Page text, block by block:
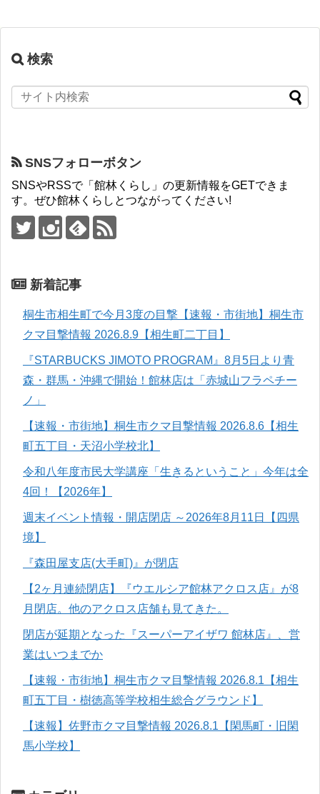
検索
SNSフォローボタン
SNSやRSSで「館林くらし」の更新情報をGETできま
す。ぜひ館林くらしとつながってください!
新着記事
桐生市相生町で今月3度の目撃【速報・市街地】桐生市
クマ目撃情報 2026.8.9【相生町二丁目】
『STARBUCKS JIMOTO PROGRAM』8月5日より青
森・群馬・沖縄で開始！館林店は「赤城山フラペチー
ノ」
【速報・市街地】桐生市クマ目撃情報 2026.8.6【相生
町五丁目・天沼小学校北】
令和八年度市民大学講座「生きるということ」今年は全
4回！【2026年】
週末イベント情報・開店閉店 ～2026年8月11日【四県
境】
『森田屋支店(大手町)』が閉店
【2ヶ月連続閉店】『ウエルシア館林アクロス店』が8
月閉店。他のアクロス店舗も見てきた。
閉店が延期となった『スーパーアイザワ 館林店』、営
業はいつまでか
【速報・市街地】桐生市クマ目撃情報 2026.8.1【相生
町五丁目・樹徳高等学校相生総合グラウンド】
【速報】佐野市クマ目撃情報 2026.8.1【閑馬町・旧閑
馬小学校】